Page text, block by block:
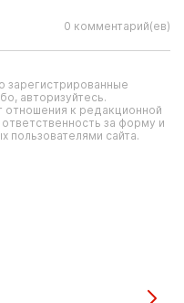
0 комментарий(ев)
зарегистрированные
авторизуйтесь.
к редакционной
за форму и
пользователями сайта.